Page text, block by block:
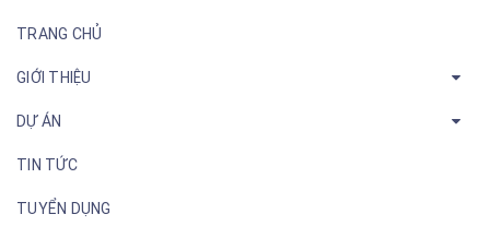
TRANG CHỦ
GIỚI THIỆU
DỰ ÁN
TIN TỨC
TUYỂN DỤNG